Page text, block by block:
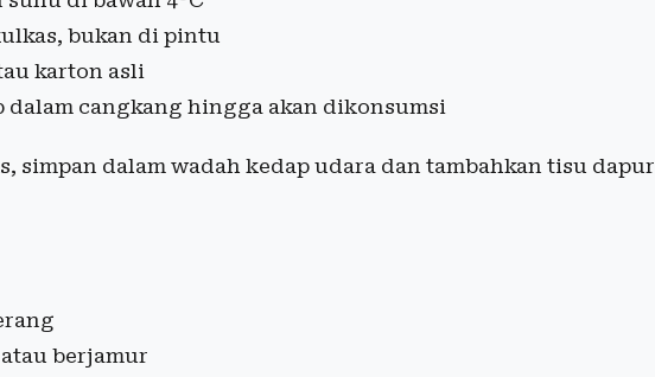
bukan di pintu
karton asli
dalam cangkang hingga akan dikonsumsi
simpan dalam wadah kedap udara dan tambahkan tisu dapur
berjamur